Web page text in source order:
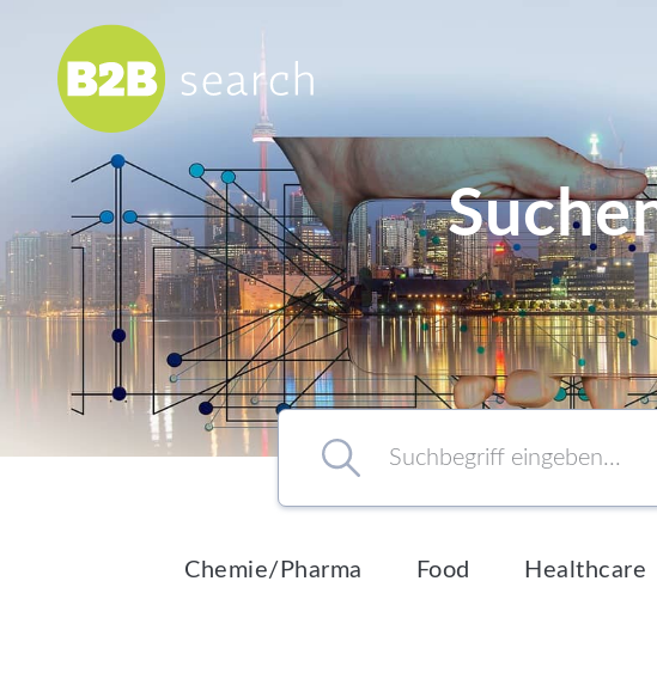
Chemie/Pharma
Food
Healthcare
Kunststoff
Suchbegriff eingeben…
Chemie/Pharma Food Healthcare